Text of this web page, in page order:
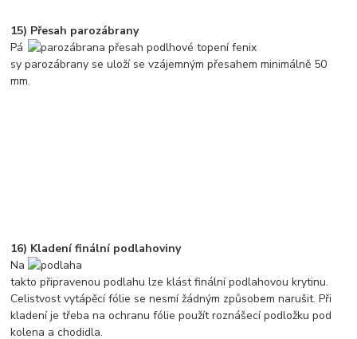
15) Přesah parozábrany
Pá
sy parozábrany se uloží se vzájemným přesahem minimálně 50
mm.
16) Kladení finální podlahoviny
Na
takto připravenou podlahu lze klást finální podlahovou krytinu.
Celistvost vytápěcí fólie se nesmí žádným způsobem narušit. Při
kladení je třeba na ochranu fólie použít roznášecí podložku pod
kolena a chodidla.